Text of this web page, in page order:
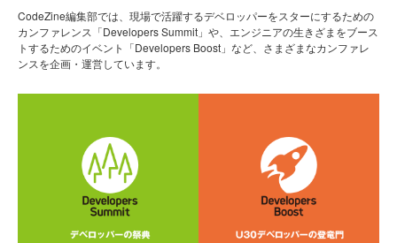
CodeZine編集部では、現場で活躍するデベロッパーをスターにするための
カンファレンス「Developers Summit」や、エンジニアの生きざまをブース
トするためのイベント「Developers Boost」など、さまざまなカンファレ
ンスを企画・運営しています。